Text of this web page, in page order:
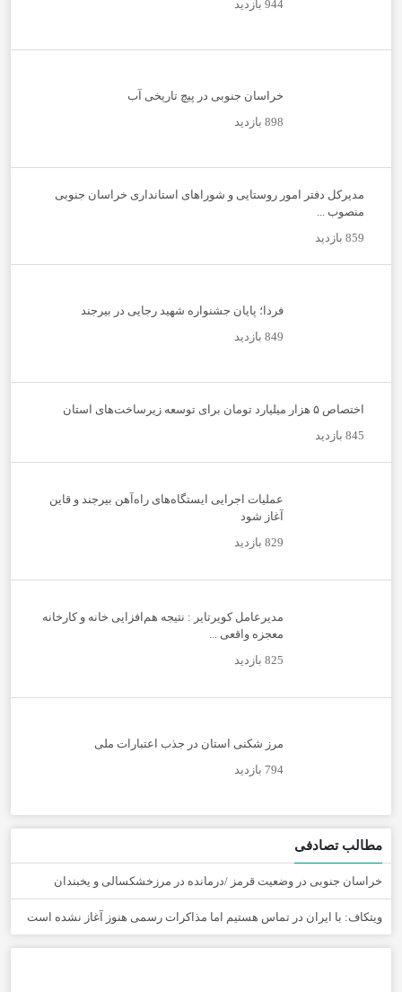
944 بازدید
خراسان جنوبی در پیچ تاریخی آب
898 بازدید
مدیرکل دفتر امور روستایی و شوراهای استانداری خراسان جنوبی
منصوب ...
859 بازدید
فردا؛ پایان جشنواره شهید رجایی در بیرجند
849 بازدید
اختصاص ۵ هزار میلیارد تومان برای توسعه زیرساخت‌های استان
845 بازدید
عملیات اجرایی ایستگاه‌های راه‌آهن بیرجند و قاین
آغاز شود
829 بازدید
مدیرعامل کویرتایر : نتیجه هم‌افزایی خانه و کارخانه
معجزه واقعی ...
825 بازدید
مرز شکنی استان در جذب اعتبارات ملی
794 بازدید
مطالب تصادفی
خراسان جنوبی در وضعیت قرمز /درمانده در مرزخشکسالی و یخبندان
ویتکاف:‌ با ایران در تماس هستیم اما مذاکرات رسمی هنوز آغاز نشده است